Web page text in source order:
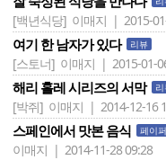
[백년식당] 이매지 | 2015-
여기 한 남자가 있다 리뷰
[스토너] 이매지 | 2015-01-
해리 홀레 시리즈의 서막
[박쥐] 이매지 | 2014-12-16
스페인에서 맛본 음식 페이퍼
이매지 | 2014-11-28 09:28